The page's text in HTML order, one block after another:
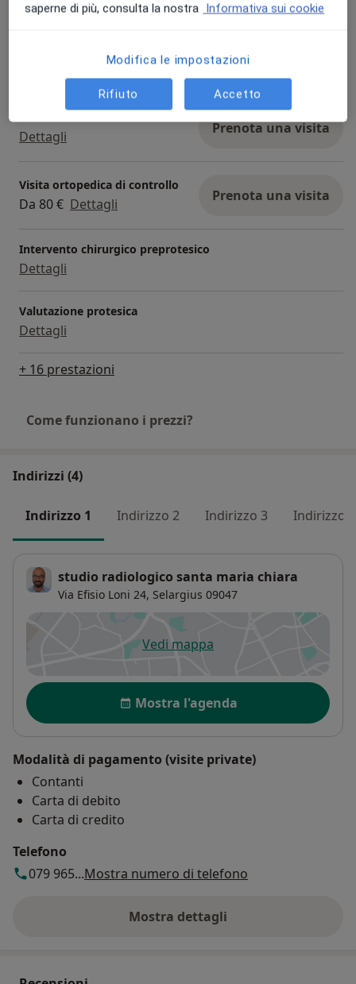
Prestazioni e prezzi
Dettagli Prenota una visita
Dettagli Prenota una visita
Visita ortopedica di controllo
Da 80 € Dettagli Prenota una visita
Intervento chirurgico preprotesico
Dettagli
Valutazione protesica
Dettagli
+ 16 prestazioni
Come funzionano i prezzi?
Indirizzi (4)
Indirizzo 1 Indirizzo 2 Indirizzo 3 Indirizzo 4
studio radiologico santa maria chiara
Via Efisio Loni 24, Selargius 09047
Vedi mappasi apre in una nuova scheda
Disponibilità
Mostra l'agenda
Modalità di pagamento (visite private)
Contanti
Carta di debito
Carta di credito
Telefono
079 965...Mostra numero di telefono
Mostra dettagli
sull'indirizzo
saperne di più, consulta la nostra Informativa sui cookie
Modifica le impostazioni
Rifiuto Accetto